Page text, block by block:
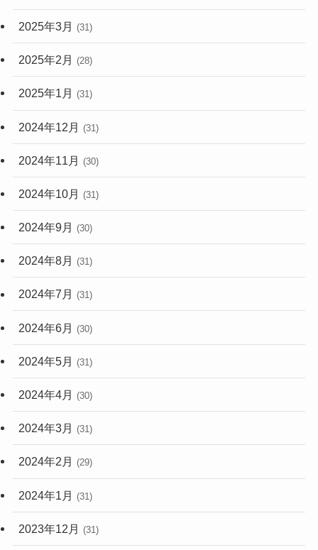
2025年3月 (31)
2025年2月 (28)
2025年1月 (31)
2024年12月 (31)
2024年11月 (30)
2024年10月 (31)
2024年9月 (30)
2024年8月 (31)
2024年7月 (31)
2024年6月 (30)
2024年5月 (31)
2024年4月 (30)
2024年3月 (31)
2024年2月 (29)
2024年1月 (31)
2023年12月 (31)